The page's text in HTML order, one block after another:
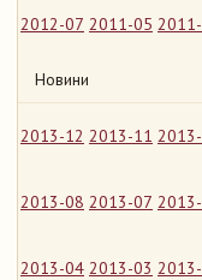
2012-07 2011-05
Новини
2013-12 2013-11
2013-08 2013-07
2013-04 2013-03